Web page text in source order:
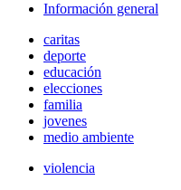
Información general
caritas
deporte
educación
elecciones
familia
jovenes
medio ambiente
violencia